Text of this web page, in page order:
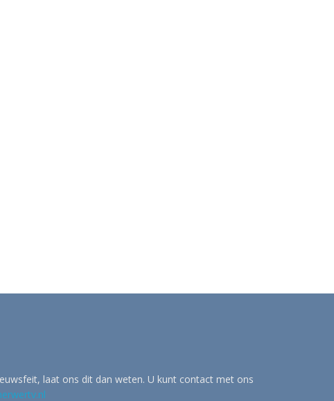
laat ons dit dan weten. U kunt contact met ons